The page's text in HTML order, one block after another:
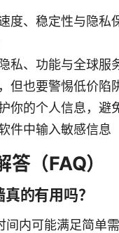
度、稳定性与隐私
私、功能与全球服
但也要警惕低价陷
你的个人信息，避
件中输入敏感信息
（FAQ）
的有用吗？
间内可能满足简单